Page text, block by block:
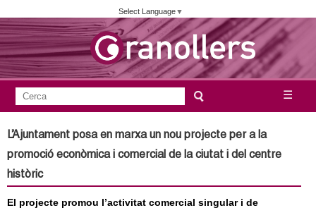
Vés
al
contingut
Select Language▼
u
n
☰
F
o
m
u
e
a
L’Ajuntament posa en marxa un nou projecte per a la
promoció econòmica i comercial de la ciutat i del centre
històric
El projecte promou l’activitat comercial singular i de